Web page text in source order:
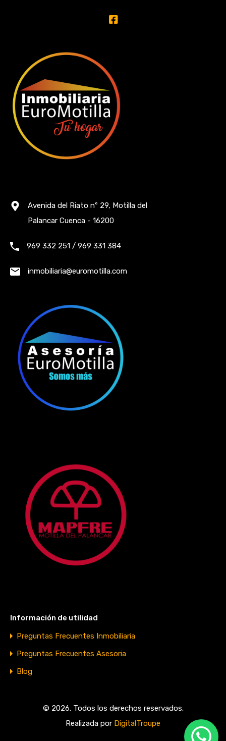
Avenida del Riato nº 29, Motilla del
Palancar Cuenca - 16200
969 332 251 / 969 331 384
inmobiliaria@euromotilla.com
Información de utilidad
Preguntas Frecuentes Inmobiliaria
Preguntas Frecuentes Asesoria
Blog
© 2026. Todos los derechos reservados.
Realizada por DigitalTroupe